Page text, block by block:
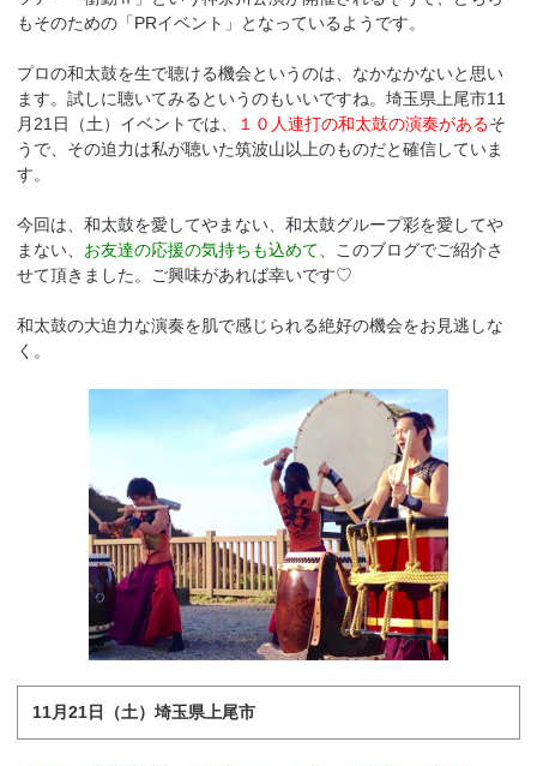
もそのための「PRイベント」となっているようです。
プロの和太鼓を生で聴ける機会というのは、なかなかないと思い
ます。試しに聴いてみるというのもいいですね。埼玉県上尾市11
月21日（土）イベントでは、
１０人連打の和太鼓の演奏があるそ
うで、その迫力は私が聴いた筑波山以上のものだと確信していま
す。
今回は、和太鼓を愛してやまない、和太鼓グループ彩を愛してや
まない、 お友達の応援の気持ちも込めて 、このブログでご紹介さ
せて頂きました。ご興味があれば幸いです♡
和太鼓の大迫力な演奏を肌で感じられる絶好の機会をお見逃しな
く。
11月21日（土）埼玉県上尾市